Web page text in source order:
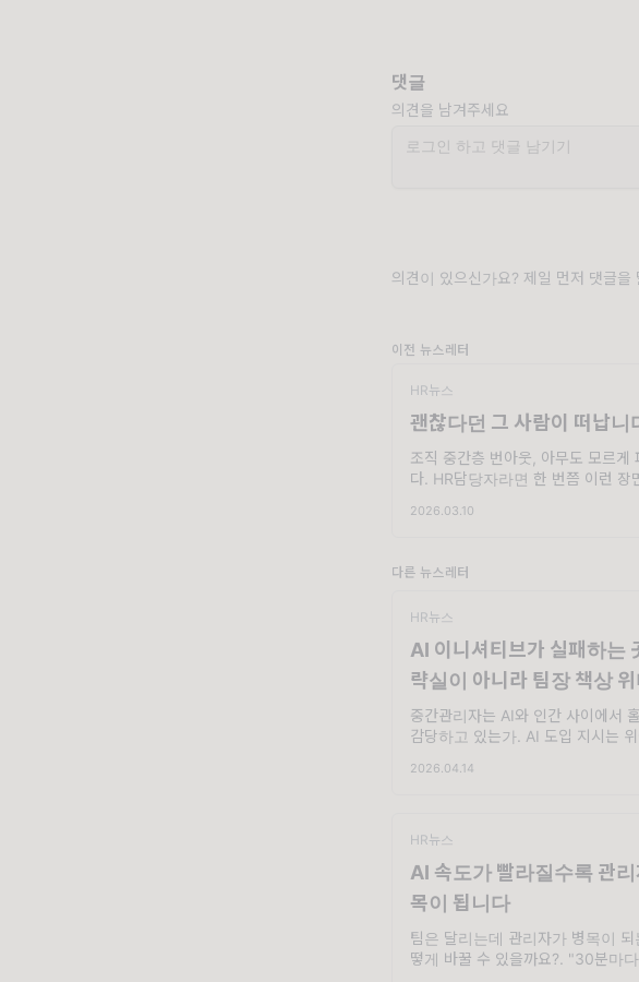
댓글
의견을 남겨주세요
의견이 있으신가요? 제일 먼저 댓글을
이전 뉴스레터
HR뉴스
괜찮다던 그 사람이 떠납니
조직 중간층 번아웃, 아무도 모르게
다. HR담당자라면 한 번쯤 이런 장
그 사람이 어느 날 갑자기 퇴사 의사
2026.03.10
다른 뉴스레터
HR뉴스
AI 이니셔티브가 실패하는
략실이 아니라 팀장 책상
중간관리자는 AI와 인간 사이에서
감당하고 있는가. AI 도입 지시는 위
가 HR Executive의 최신 분석이 담
2026.04.14
HR뉴스
AI 속도가 빨라질수록 관리
목이 됩니다
팀은 달리는데 관리자가 병목이 되
떻게 바꿀 수 있을까요?. "30분마